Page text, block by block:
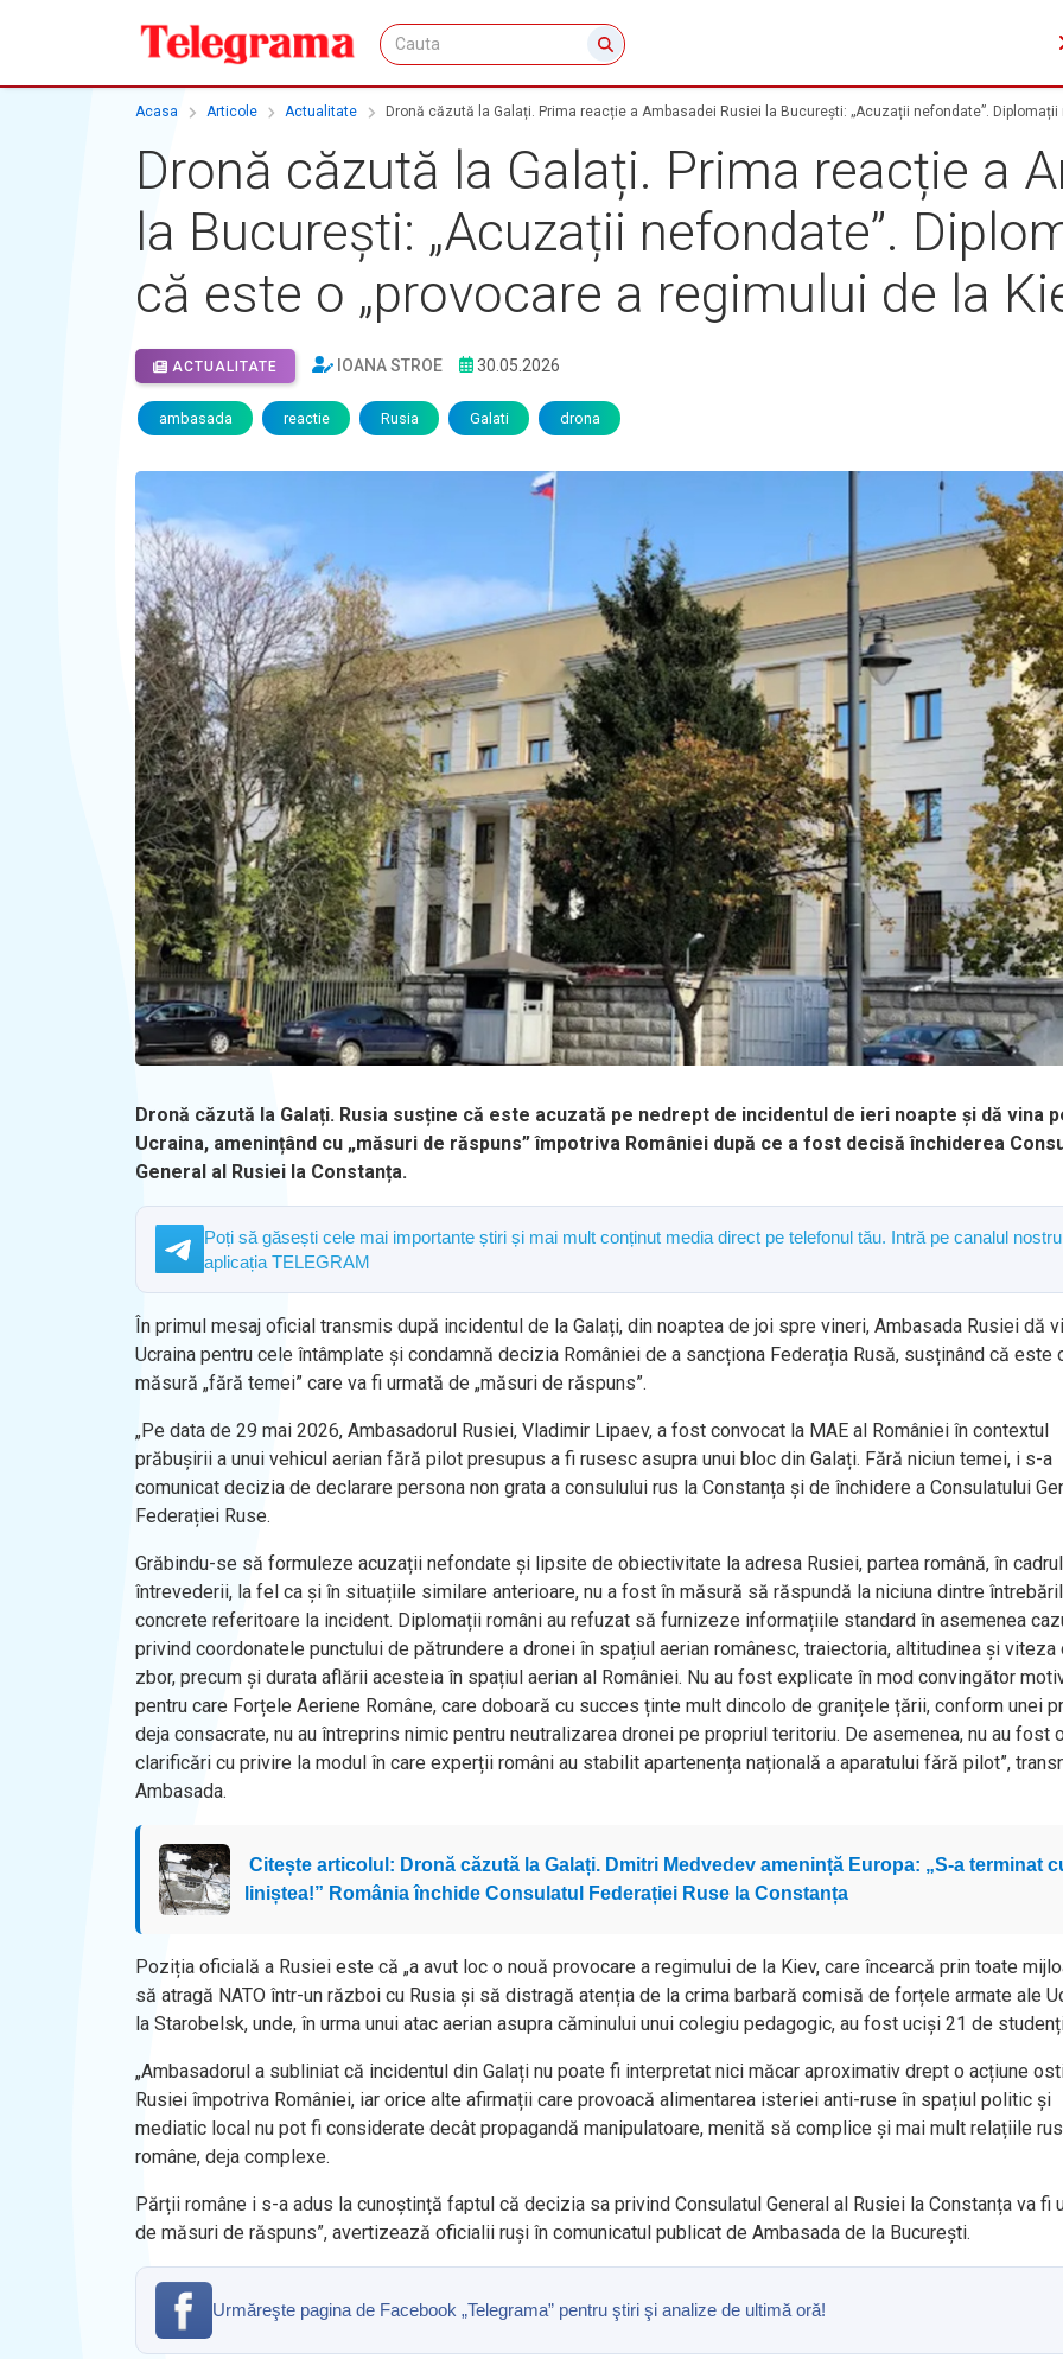
Acasa Articole Actualitate Dronă căzută la Galați. Prima reacție a Ambasadei Rusiei la București: „Acuzații nefondate”.
Dronă căzută la Galați. Prima reacție a
la București: „Acuzații nefondate”.
că este o „provocare a regimului de la
ACTUALITATE IOANA STROE 30.05.2026
ambasada reactie Rusia Galati drona
Dronă căzută la Galați. Rusia susține că este acuzată pe nedrept de incidentul de ieri noapte și dă vina
Ucraina, amenințând cu „măsuri de răspuns” împotriva României după ce a fost decisă închiderea
General al Rusiei la Constanța.
Poți să găsești cele mai importante știri și mai mult conținut media direct pe telefonul tău. Intră pe canalul
aplicația TELEGRAM
În primul mesaj oficial transmis după incidentul de la Galați, din noaptea de joi spre vineri, Ambasada Rusiei dă
Ucraina pentru cele întâmplate și condamnă decizia României de a sancționa Federația Rusă, susținând că este
măsură „fără temei” care va fi urmată de „măsuri de răspuns”.
„Pe data de 29 mai 2026, Ambasadorul Rusiei, Vladimir Lipaev, a fost convocat la MAE al României în contextul
prăbușirii a unui vehicul aerian fără pilot presupus a fi rusesc asupra unui bloc din Galați. Fără niciun temei, i s-a
comunicat decizia de declarare persona non grata a consulului rus la Constanța și de închidere a Consulatului
Federației Ruse.
Grăbindu-se să formuleze acuzații nefondate și lipsite de obiectivitate la adresa Rusiei, partea română, în cadrul
întrevederii, la fel ca și în situațiile similare anterioare, nu a fost în măsură să răspundă la niciuna dintre
concrete referitoare la incident. Diplomații români au refuzat să furnizeze informațiile standard în asemenea
privind coordonatele punctului de pătrundere a dronei în spațiul aerian românesc, traiectoria, altitudinea și viteza
zbor, precum și durata aflării acesteia în spațiul aerian al României. Nu au fost explicate în mod convingător
pentru care Forțele Aeriene Române, care doboară cu succes ținte mult dincolo de granițele țării, conform unei
deja consacrate, nu au întreprins nimic pentru neutralizarea dronei pe propriul teritoriu. De asemenea, nu au fost
clarificări cu privire la modul în care experții români au stabilit apartenența națională a aparatului fără pilot”,
Ambasada.
Citește articolul: Dronă căzută la Galați. Dmitri Medvedev amenință Europa: „S-a terminat
liniștea!” România închide Consulatul Federației Ruse la Constanța
Poziția oficială a Rusiei este că „a avut loc o nouă provocare a regimului de la Kiev, care încearcă prin toate
să atragă NATO într-un război cu Rusia și să distragă atenția de la crima barbară comisă de forțele armate ale
la Starobelsk, unde, în urma unui atac aerian asupra căminului unui colegiu pedagogic, au fost uciși 21 de
„Ambasadorul a subliniat că incidentul din Galați nu poate fi interpretat nici măcar aproximativ drept o acțiune
Rusiei împotriva României, iar orice alte afirmații care provoacă alimentarea isteriei anti-ruse în spațiul politic și
mediatic local nu pot fi considerate decât propagandă manipulatoare, menită să complice și mai mult relațiile
române, deja complexe.
Părții române i s-a adus la cunoștință faptul că decizia sa privind Consulatul General al Rusiei la Constanța va fi
de măsuri de răspuns”, avertizează oficialii ruși în comunicatul publicat de Ambasada de la București.
Urmăreşte pagina de Facebook „Telegrama” pentru ştiri şi analize de ultimă oră!